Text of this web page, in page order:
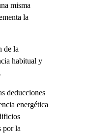
misma
la
de la
habitual y
deducciones
energética
por la